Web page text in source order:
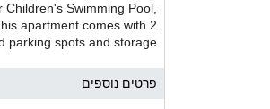
Swimming Pool,
apartment comes with 2
parking spots and storage
פרטים נוספים